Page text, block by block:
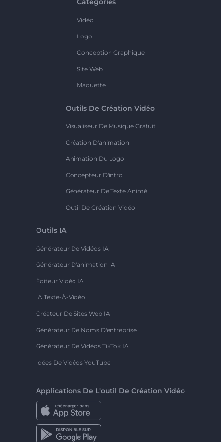
Catégories
Vidéo
Logo
Conception Graphique
Site Web
Maquette
Outils De Création Vidéo
Visualiseur De Musique Gratuit
Création D'animation
Animation Du Logo
Concepteur D'intro
Générateur De Texte Animé
Outil De Création Vidéo
Outils IA
Générateur De Vidéos IA
Générateur D'animation IA
Éditeur Vidéo IA
IA Texte-À-Vidéo
Créateur De Sites Web IA
Générateur De Noms D'entreprise
Générateur De Vidéos TikTok IA
Idées De Vidéos YouTube
Applications De L'outil De Création Vidéo